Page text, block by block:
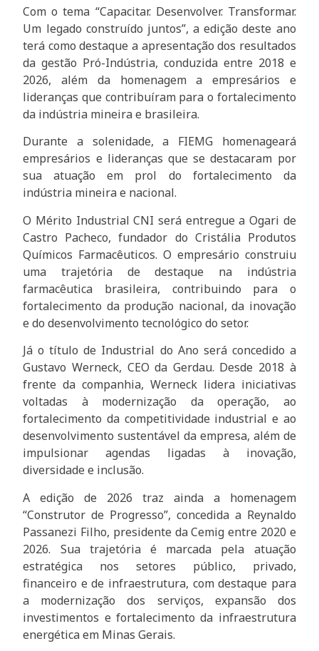
Com o tema “Capacitar. Desenvolver. Transformar.
Um legado construído juntos”, a edição deste ano
terá como destaque a apresentação dos resultados
da gestão Pró-Indústria, conduzida entre 2018 e
2026, além da homenagem a empresários e
lideranças que contribuíram para o fortalecimento
da indústria mineira e brasileira.
Durante a solenidade, a FIEMG homenageará
empresários e lideranças que se destacaram por
sua atuação em prol do fortalecimento da
indústria mineira e nacional.
O Mérito Industrial CNI será entregue a Ogari de
Castro Pacheco, fundador do Cristália Produtos
Químicos Farmacêuticos. O empresário construiu
uma trajetória de destaque na indústria
farmacêutica brasileira, contribuindo para o
fortalecimento da produção nacional, da inovação
e do desenvolvimento tecnológico do setor.
Já o título de Industrial do Ano será concedido a
Gustavo Werneck, CEO da Gerdau. Desde 2018 à
frente da companhia, Werneck lidera iniciativas
voltadas à modernização da operação, ao
fortalecimento da competitividade industrial e ao
desenvolvimento sustentável da empresa, além de
impulsionar agendas ligadas à inovação,
diversidade e inclusão.
A edição de 2026 traz ainda a homenagem
“Construtor de Progresso”, concedida a Reynaldo
Passanezi Filho, presidente da Cemig entre 2020 e
2026. Sua trajetória é marcada pela atuação
estratégica nos setores público, privado,
financeiro e de infraestrutura, com destaque para
a modernização dos serviços, expansão dos
investimentos e fortalecimento da infraestrutura
energética em Minas Gerais.